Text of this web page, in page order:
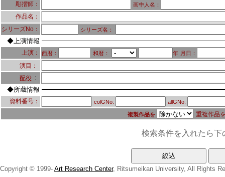
彫摺師： 画中人名：
作品名：
シリーズNo：
シリーズ名：
◆上演情報
上演： 西暦： 和暦： 年 月日：
演目：
配役 ：
◆所蔵情報
資料番号： colGNo: allGNo:
複製作品を 重複作品
検索条件を入れたら
Copyright © 1999- Art Research Center, Ritsumeikan University, All Rights